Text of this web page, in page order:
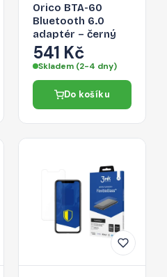
Orico BTA-60
Bluetooth 6.0
adaptér – černý
541 Kč
Skladem (2-4 dny)
Do košíku